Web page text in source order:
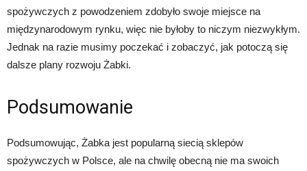
spożywczych z powodzeniem zdobyło swoje miejsce na
międzynarodowym rynku, więc nie byłoby to niczym niezwykłym.
Jednak na razie musimy poczekać i zobaczyć, jak potoczą się
dalsze plany rozwoju Żabki.
Podsumowanie
Podsumowując, Żabka jest popularną siecią sklepów
spożywczych w Polsce, ale na chwilę obecną nie ma swoich